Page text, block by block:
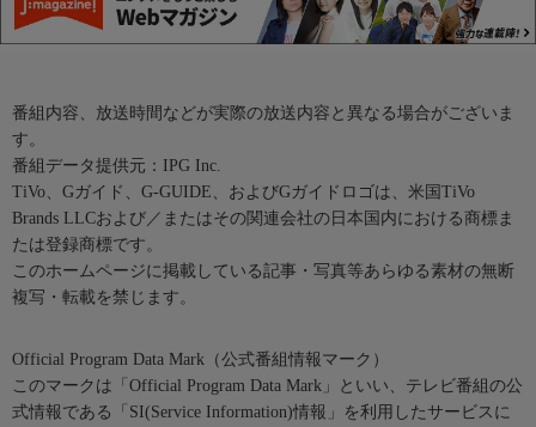
番組内容、放送時間などが実際の放送内容と異なる場合がございま
す。
番組データ提供元：IPG Inc.
TiVo、Gガイド、G-GUIDE、およびGガイドロゴは、米国TiVo
Brands LLCおよび／またはその関連会社の日本国内における商標ま
たは登録商標です。
このホームページに掲載している記事・写真等あらゆる素材の無断
複写・転載を禁じます。
Official Program Data Mark（公式番組情報マーク）
このマークは「Official Program Data Mark」といい、テレビ番組の公
式情報である「SI(Service Information)情報」を利用したサービスに